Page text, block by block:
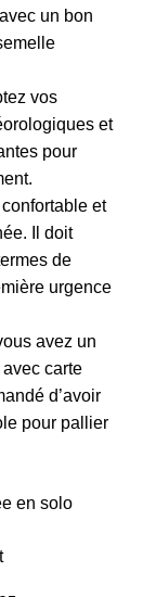
un bon
vos
et
pour
et
Il doit
de
urgence
avez un
carte
d’avoir
pour pallier
en solo